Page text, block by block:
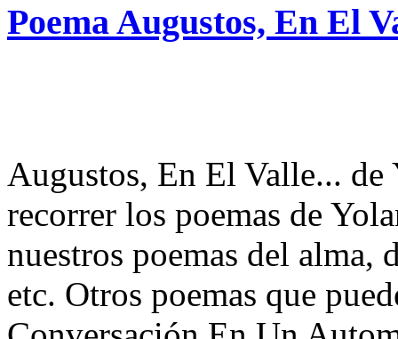
Poema Augustos, En El
Augustos, En El Valle...
recorrer los poemas de
nuestros poemas del alma,
etc. Otros poemas que